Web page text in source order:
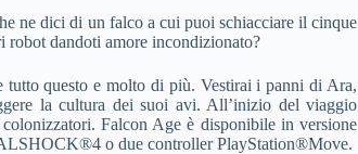
ne dici di un falco a cui puoi schiacciare il cinque
robot dandoti amore incondizionato?
questo e molto di più. Vestirai i panni di Ara,
la cultura dei suoi avi. All’inizio del viaggio
Falcon Age è disponibile in versione
o due controller PlayStation®Move.